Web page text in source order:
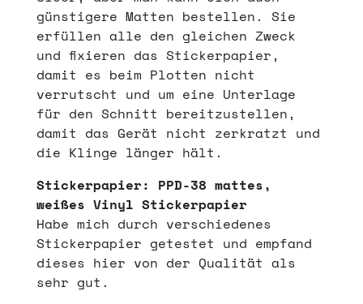
günstigere Matten bestellen. Sie
erfüllen alle den gleichen Zweck
und fixieren das Stickerpapier,
damit es beim Plotten nicht
verrutscht und um eine Unterlage
für den Schnitt bereitzustellen,
damit das Gerät nicht zerkratzt und
die Klinge länger hält.
Stickerpapier: PPD-38 mattes,
weißes Vinyl Stickerpapier
Habe mich durch verschiedenes
Stickerpapier getestet und empfand
dieses hier von der Qualität als
sehr gut.